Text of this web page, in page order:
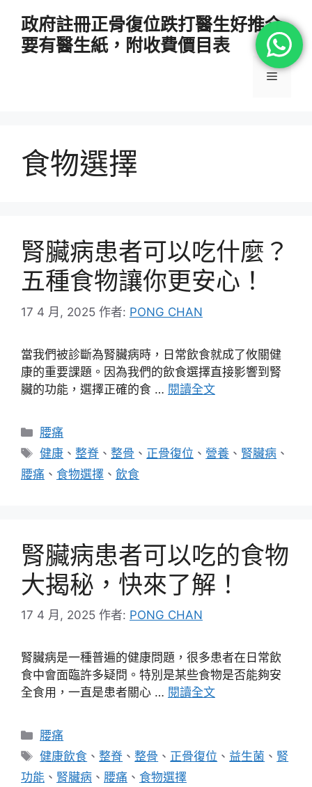
政府註冊正骨復位跌打醫生好推介
要有醫生紙，附收費價目表
選
食物選擇
腎臟病患者可以吃什麼？
五種食物讓你更安心！
17 4 月, 2025 作者: PONG CHAN
當我們被診斷為腎臟病時，日常飲食就成了攸關健
康的重要課題。因為我們的飲食選擇直接影響到腎
臟的功能，選擇正確的食 … 閱讀全文
分
類
腰痛
標
籤
健康 、整脊 、整骨 、 正骨復位 、 營養 、 腎臟病 、
腰痛 、 食物選擇 、 飲食
腎臟病患者可以吃的食物
大揭秘，快來了解！
17 4 月, 2025 作者: PONG CHAN
腎臟病是一種普遍的健康問題，很多患者在日常飲
食中會面臨許多疑問。特別是某些食物是否能夠安
全食用，一直是患者關心 … 閱讀全文
分
類
腰痛
標
籤
健康飲食 、整脊 、整骨 、 正骨復位 、 益生菌 、 腎
功能 、 腎臟病 、 腰痛 、 食物選擇